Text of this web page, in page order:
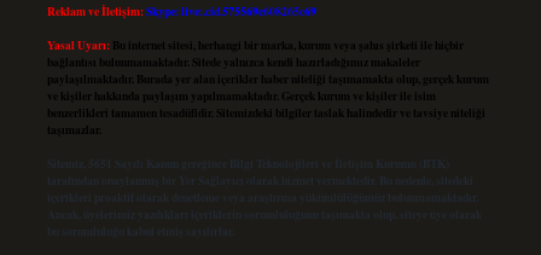
Reklam ve İletişim:Skype: live:.cid.575569c608265c69
Yasal Uyarı: Bu internet sitesi, herhangi bir marka, kurum veya şahıs şirketi ile hiçbir
bağlantısı bulunmamaktadır. Sitede yalnızca kendi hazırladığımız makaleler
paylaşılmaktadır. Burada yer alan içerikler haber niteliği taşımamakta olup, gerçek kurum
ve kişiler hakkında paylaşım yapılmamaktadır. Gerçek kurum ve kişiler ile isim
benzerlikleri tamamen tesadüfidir. Sitemizdeki bilgiler taslak halindedir ve tavsiye niteliği
taşımazlar.
Sitemiz, 5651 Sayılı Kanun gereğince Bilgi Teknolojileri ve İletişim Kurumu (BTK)
tarafından onaylanmış bir Yer Sağlayıcı olarak hizmet vermektedir. Bu nedenle, sitedeki
içerikleri proaktif olarak denetleme veya araştırma yükümlülüğümüz bulunmamaktadır.
Ancak, üyelerimiz yazdıkları içeriklerin sorumluluğunu taşımakta olup, siteye üye olarak
bu sorumluluğu kabul etmiş sayılırlar.